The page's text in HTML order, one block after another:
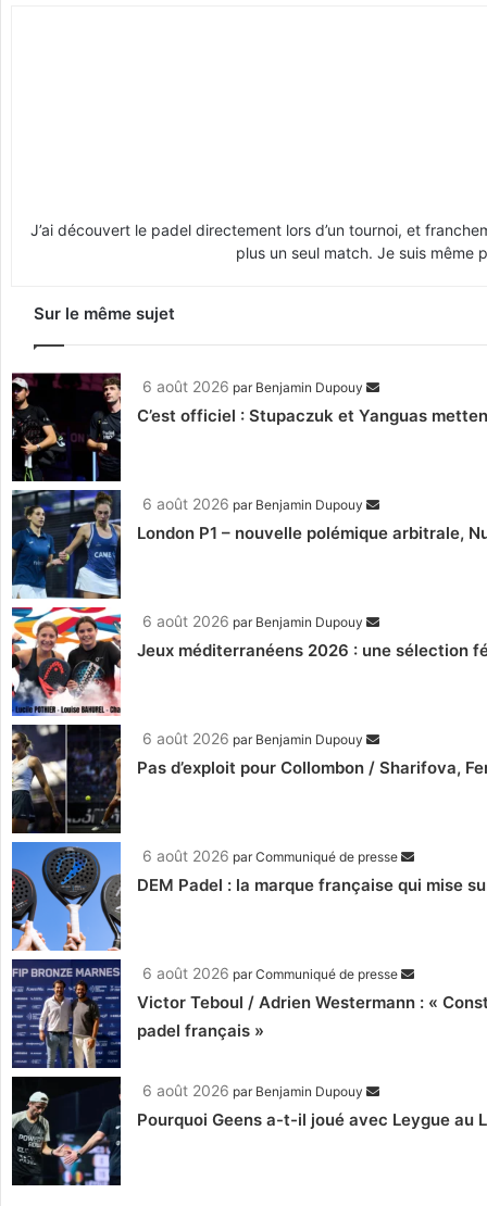
J’ai découvert le padel directement lors d’un tournoi, et
plus un seul match. Je suis même
Sur le même sujet
6 août 2026 par Benjamin Dupouy
C’est officiel : Stupaczuk et Yanguas
6 août 2026 par Benjamin Dupouy
London P1 – nouvelle polémique arbitrale,
6 août 2026 par Benjamin Dupouy
Jeux méditerranéens 2026 : une sélection
6 août 2026 par Benjamin Dupouy
Pas d’exploit pour Collombon / Sharifova,
6 août 2026 parCommuniqué de presse
DEM Padel : la marque française qui mise
6 août 2026 parCommuniqué de presse
Victor Teboul / Adrien Westermann : «
padel français »
6 août 2026 par Benjamin Dupouy
Pourquoi Geens a-t-il joué avec Leygue au